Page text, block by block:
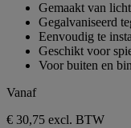
sterren.
Gemaakt van
Gegalvaniseerd
Eenvoudig te
Geschikt voor
Voor buiten en
Vanaf
€ 30,75 excl. BTW